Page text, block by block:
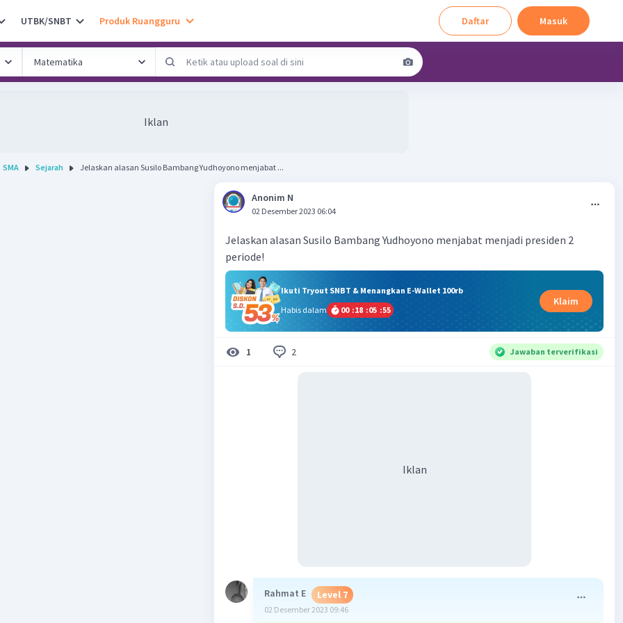
UTBK/SNBT Produk Ruangguru Daftar Masuk
Iklan
SMA Sejarah Jelaskan alasan Susilo Bambang Yudhoyono menjabat ...
Anonim N
02 Desember 2023 06:04
Jelaskan alasan Susilo Bambang Yudhoyono menjabat menjadi presiden 2
periode!
Ikuti Tryout SNBT & Menangkan E-Wallet 100rb
Habis dalam
00 :18 :05 :54
Klaim
1 2 Jawaban terverifikasi
Iklan
Rahmat E Level 7
02 Desember 2023 09:46